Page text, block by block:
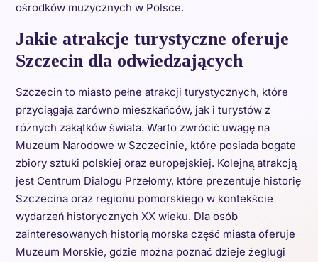
ośrodków muzycznych w Polsce.
Jakie atrakcje turystyczne oferuje
Szczecin dla odwiedzających
Szczecin to miasto pełne atrakcji turystycznych, które
przyciągają zarówno mieszkańców, jak i turystów z
różnych zakątków świata. Warto zwrócić uwagę na
Muzeum Narodowe w Szczecinie, które posiada bogate
zbiory sztuki polskiej oraz europejskiej. Kolejną atrakcją
jest Centrum Dialogu Przełomy, które prezentuje historię
Szczecina oraz regionu pomorskiego w kontekście
wydarzeń historycznych XX wieku. Dla osób
zainteresowanych historią morska część miasta oferuje
Muzeum Morskie, gdzie można poznać dzieje żeglugi